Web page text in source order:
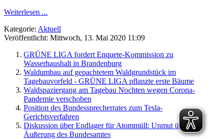
Weiterlesen ...
Kategorie: Aktuell
Veröffentlicht: Mittwoch, 13. Mai 2020 11:09
GRÜNE LIGA fordert Enquete-Kommission zu
Wasserhaushalt in Brandenburg
Waldumbau auf gepachtetem Waldgrundstück im
Tagebauvorfeld - GRÜNE LIGA pflanzte erste Bäume
Waldspaziergang am Tagebau Nochten wegen Corona-
Pandemie verschoben
Position des Bundessprecherrates zum Tesla-
Gerichtsverfahren
Diskussion über Endlager für Atommüll: Unmut über
Äußerung des Bundesamtes